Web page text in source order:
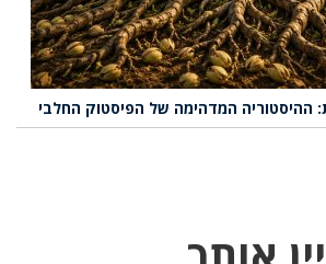
ההיסטוריה המדהימה של הפיסטוק החלבי